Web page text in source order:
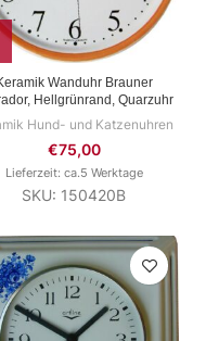
Wanduhr Brauner
Hellgrünrand, Quarzuhr
Hund- und Katzenuhren
€75,00
Lieferzeit: ca.5 Werktage
SKU: 150420B